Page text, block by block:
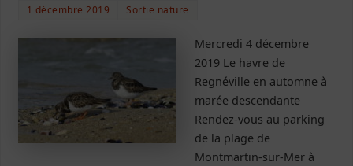
1 décembre 2019 Sortie nature
Mercredi 4 décembre
2019 Le havre de
Regnéville en automne à
marée descendante
Rendez-vous au parking
de la plage de
Montmartin-sur-Mer à